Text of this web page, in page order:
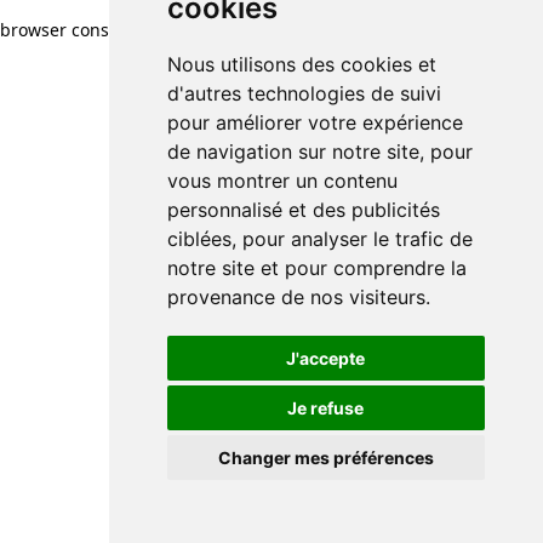
cookies
Nous utilisons des cookies et
d'autres technologies de suivi
pour améliorer votre expérience
de navigation sur notre site, pour
vous montrer un contenu
personnalisé et des publicités
ciblées, pour analyser le trafic de
notre site et pour comprendre la
provenance de nos visiteurs.
J'accepte
Je refuse
Changer mes préférences
browser console for more information)